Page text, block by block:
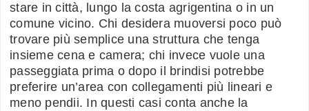
stare in città, lungo la costa agrigentina o in un
comune vicino. Chi desidera muoversi poco può
trovare più semplice una struttura che tenga
insieme cena e camera; chi invece vuole una
passeggiata prima o dopo il brindisi potrebbe
preferire un’area con collegamenti più lineari e
meno pendii. In questi casi conta anche la